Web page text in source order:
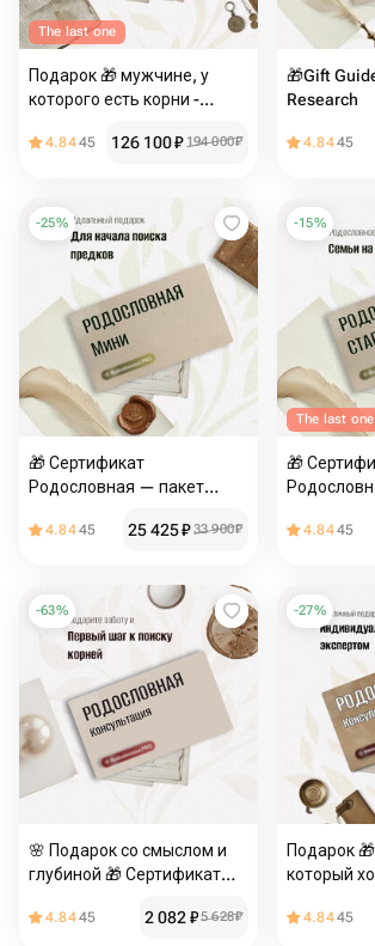
The last one
Подарок 🎁 мужчине, у
которого есть корни -
Оптима"
4.8445 126 100₽ 194 000₽
🎁Gift
Research
4.8445
-25%
🎁 Сертификат
Родословная — пакет
4.8445 25 425₽ 33 900₽
-15%
The last one
🎁
4.8445
-63%
🌸 Подарок со смыслом и
глубиной 🎁 Сертификат
4.8445 2 082₽5 628₽
-27%
Подарок
который
4.8445